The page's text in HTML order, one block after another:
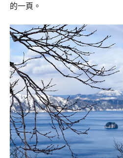
的一頁。